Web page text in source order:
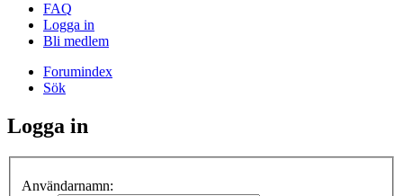
FAQ
Logga in
Bli medlem
Forumindex
Sök
Logga in
Användarnamn: